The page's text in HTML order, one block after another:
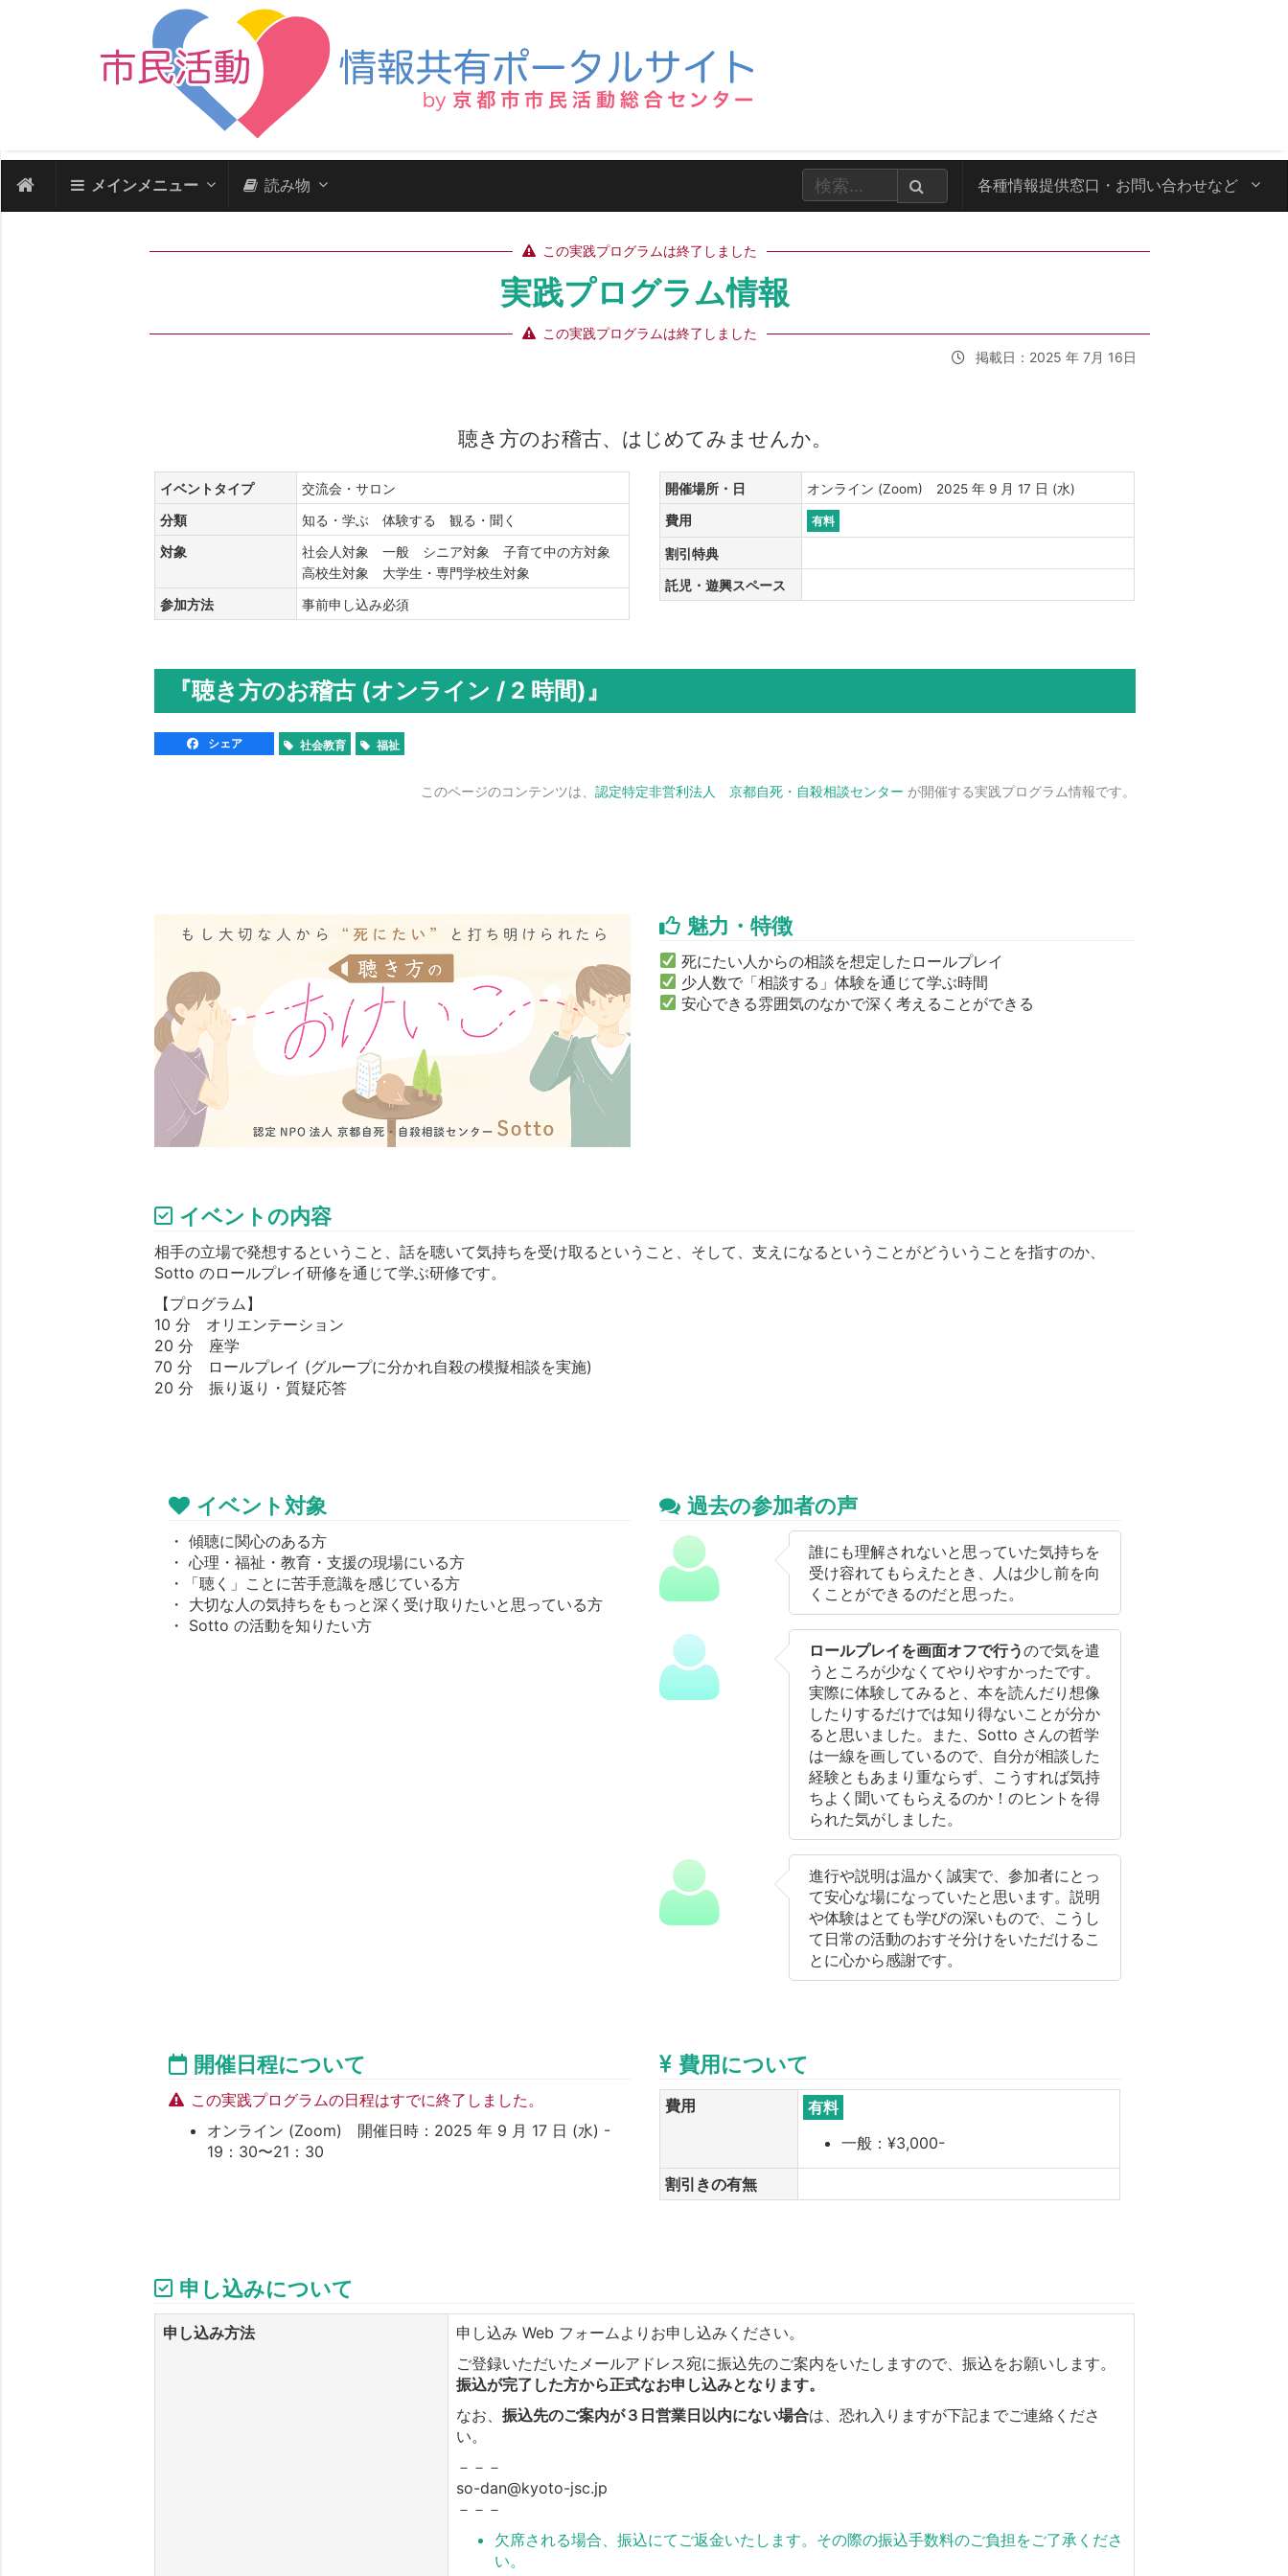
メインメニュー 読み物 各種情報提供窓口・ お問い合わせなど
この実践プログラムは終了しました
実践プログラム情報
この実践プログラムは終了しました
掲載日：2025 年 7月 16日
聴き方のお稽古、はじめてみませんか。
イベントタイプ 交流会・サロン
分類 知る・学ぶ 体験する 観る・聞く
対象
社会人対象 一般 シニア対象 子育て中の方対象
高校生対象 大学生・専門学校生対象
参加方法 事前申し込み必須
開催場所・日 オンライン (Zoom) 2025 年 9 月 17 日 (水)
費用 有料
割引特典
託児・遊興スペース
『聴き方のお稽古 (オンライン / 2 時間)』
シェア 社会教育 福祉
このページのコンテンツは、 認定特定非営利法人 京都自死・自殺相談センター が開催する実践プログラム情報です。
魅力・特徴
死にたい人からの相談を想定したロールプレイ
少人数で「相談する」体験を通じて学ぶ時間
安心できる雰囲気のなかで深く考えることができる
イベントの内容
相手の立場で発想するということ、話を聴いて気持ちを受け取るということ、そして、支えになるということがどういうことを指すのか、
Sotto のロールプレイ研修を通じて学ぶ研修です。
【プログラム】
10 分 オリエンテーション
20 分 座学
70 分 ロールプレイ (グループに分かれ自殺の模擬相談を実施)
20 分 振り返り・質疑応答
イベント対象
・ 傾聴に関心のある方
・ 心理・福祉・教育・支援の現場にいる方
・「聴く」ことに苦手意識を感じている方
・ 大切な人の気持ちをもっと深く受け取りたいと思っている方
・ Sotto の活動を知りたい方
過去の参加者の声
誰にも理解されないと思っていた気持ちを
受け容れてもらえたとき、人は少し前を向
くことができるのだと思った。
ロールプレイを画面オフで行うので気を遣
うところが少なくてやりやすかったです。
実際に体験してみると、本を読んだり想像
したりするだけでは知り得ないことが分か
ると思いました。また、Sotto さんの哲学
は一線を画しているので、自分が相談した
経験ともあまり重ならず、こうすれば気持
ちよく聞いてもらえるのか！のヒントを得
られた気がしました。
進行や説明は温かく誠実で、参加者にとっ
て安心な場になっていたと思います。説明
や体験はとても学びの深いもので、こうし
て日常の活動のおすそ分けをいただけるこ
とに心から感謝です。
開催日程について
この実践プログラムの日程はすでに終了しました。
オンライン (Zoom) 開催日時：2025 年 9 月 17 日 (水) -
19：30〜21：30
費用について
費用
有料
一般：¥3,000-
割引きの有無
申し込みについて
申し込み方法
申し込み Web フォームよりお申し込みください。
ご登録いただいたメールアドレス宛に振込先のご案内をいたしますので、振込をお願いします。
振込が完了した方から正式なお申し込みとなります。
なお、振込先のご案内が３日営業日以内にない場合は、恐れ入りますが下記までご連絡くださ
い。
－－－
so-dan@kyoto-jsc.jp
－－－
欠席される場合、振込にてご返金いたします。その際の振込手数料のご負担をご了承くださ
い。